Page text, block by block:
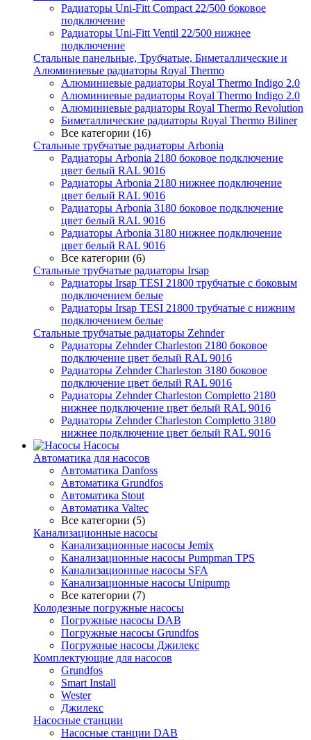
Радиаторы Uni-Fitt Compact 22/500 боковое
подключение
Радиаторы Uni-Fitt Ventil 22/500 нижнее
подключение
Стальные панельные, Трубчатые, Биметаллические и
Алюминиевые радиаторы Royal Thermo
Алюминиевые радиаторы Royal Thermo Indigo 2.0
Алюминиевые радиаторы Royal Thermo Indigo 2.0
Алюминиевые радиаторы Royal Thermo Revolution
Биметаллические радиаторы Royal Thermo Biliner
Все категории (16)
Стальные трубчатые радиаторы Arbonia
Радиаторы Arbonia 2180 боковое подключение
цвет белый RAL 9016
Радиаторы Arbonia 2180 нижнее подключение
цвет белый RAL 9016
Радиаторы Arbonia 3180 боковое подключение
цвет белый RAL 9016
Радиаторы Arbonia 3180 нижнее подключение
цвет белый RAL 9016
Все категории (6)
Стальные трубчатые радиаторы Irsap
Радиаторы Irsap TESI 21800 трубчатые с боковым
подключением белые
Радиаторы Irsap TESI 21800 трубчатые с нижним
подключением белые
Стальные трубчатые радиаторы Zehnder
Радиаторы Zehnder Charleston 2180 боковое
подключение цвет белый RAL 9016
Радиаторы Zehnder Charleston 3180 боковое
подключение цвет белый RAL 9016
Радиаторы Zehnder Charleston Completto 2180
нижнее подключение цвет белый RAL 9016
Радиаторы Zehnder Charleston Completto 3180
нижнее подключение цвет белый RAL 9016
Насосы
Автоматика для насосов
Автоматика Danfoss
Автоматика Grundfos
Автоматика Stout
Автоматика Valtec
Все категории (5)
Канализационные насосы
Канализационные насосы Jemix
Канализационные насосы Pumpman TPS
Канализационные насосы SFA
Канализационные насосы Unipump
Все категории (7)
Колодезные погружные насосы
Погружные насосы DAB
Погружные насосы Grundfos
Погружные насосы Джилекс
Комплектующие для насосов
Grundfos
Smart Install
Wester
Джилекс
Насосные станции
Насосные станции DAB